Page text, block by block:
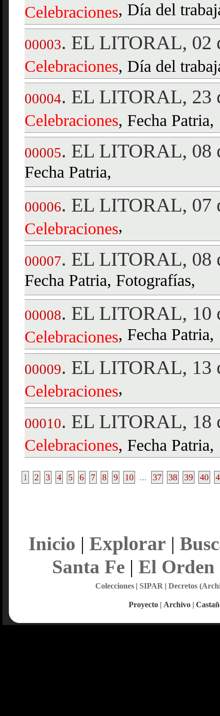
Celebraciones, Día del
00003. EL LITORAL, 02
Celebraciones, Día del
00004. EL LITORAL, 23
Celebraciones, Fecha Patria,
00005. EL LITORAL, 08
Fecha Patria,
00006. EL LITORAL, 07
Celebraciones,
00007. EL LITORAL, 08
Fecha Patria, Fotografías,
00008. EL LITORAL, 10
Celebraciones, Fecha Patria,
00009. EL LITORAL, 13
Celebraciones,
00010. EL LITORAL, 18
Celebraciones, Fecha Patria,
1 2 3 4 5 6 7 8 9 10 ... 37 38 39 40
Inicio | Explorar |
Santa Fe| El Orden
Colecciones| SIPAR | Decretos
Proyecto | Archivo |